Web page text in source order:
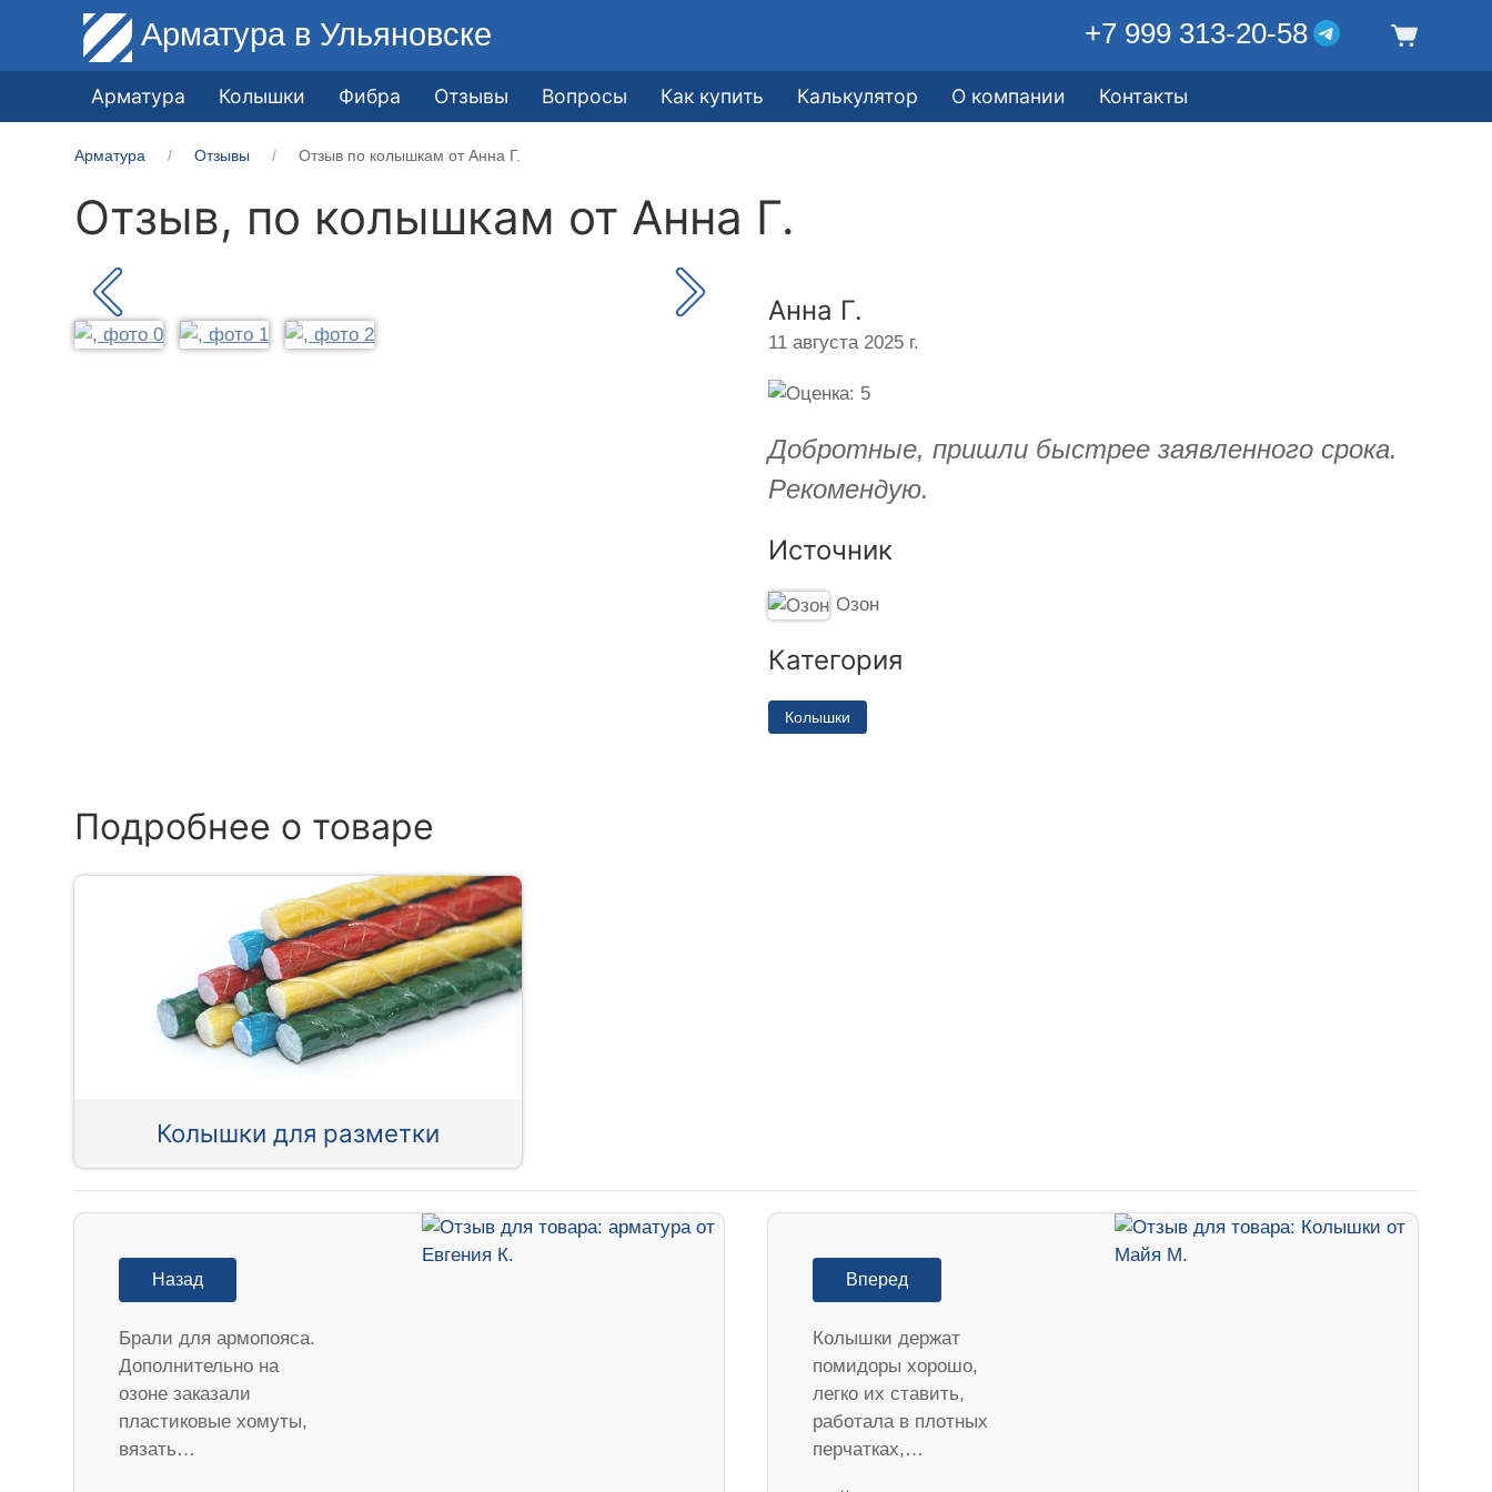
Арматура в Ульяновске +7 999 313-20-58
Арматура Колышки Фибра Отзывы Вопросы Как купить Калькулятор О компании Контакты
Арматура Отзывы Отзыв по колышкам от Анна Г.
Отзыв, по колышкам от Анна Г.
Анна Г.
11 августа 2025 г.
Добротные, пришли быстрее заявленного срока.
Рекомендую.
Источник
Озон
Категория
Колышки
Подробнее о товаре
Колышки для разметки
Назад
Брали для армопояса.
Дополнительно на
озоне заказали
пластиковые хомуты,
вязать…
Вперед
Колышки держат
помидоры хорошо,
легко их ставить,
работала в плотных
перчатках,…